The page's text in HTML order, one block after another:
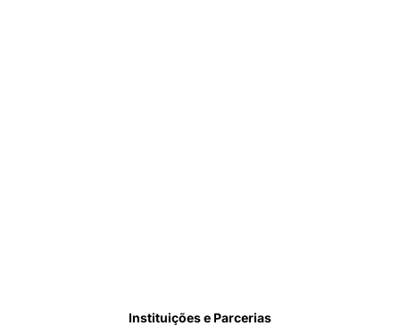
Instituições e Parcerias